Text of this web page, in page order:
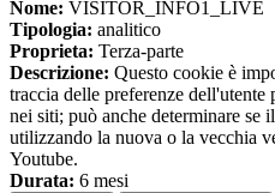
Nome: VISITOR_INFO1_LIVE
Tipologia: analitico
Proprieta: Terza-parte
Descrizione: Questo cookie è
traccia delle preferenze
nei siti; può anche determinare se
utilizzando la nuova o la vecchia
Youtube.
Durata: 6 mesi